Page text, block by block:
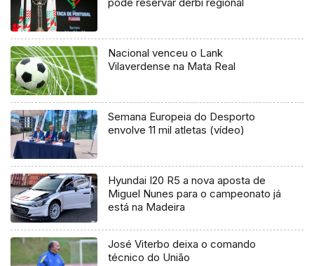
Nacional venceu o Lank
Vilaverdense na Mata Real
Semana Europeia do Desporto
envolve 11 mil atletas (vídeo)
Hyundai I20 R5 a nova aposta de
Miguel Nunes para o campeonato já
está na Madeira
José Viterbo deixa o comando
técnico do União